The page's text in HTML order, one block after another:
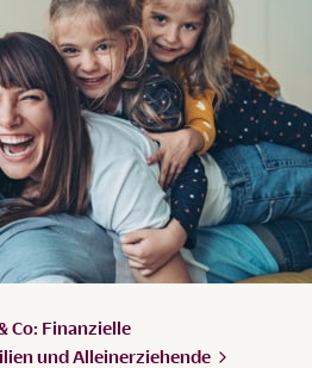
Co: Finanzielle
undAlleinerziehende